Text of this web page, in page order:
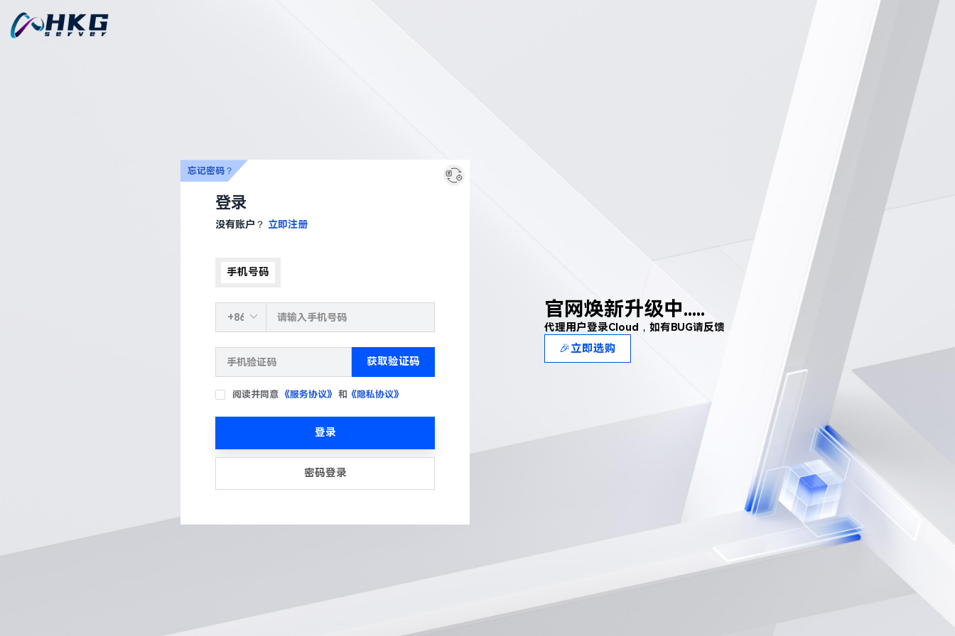
登录
没有账户？ 立即注册
手机号码
获取验证码
阅读并同意 《服务协议》 和 《隐私协议》
忘记密码？
登录
密码登录
官网焕新升级中.....
代理用户登录Cloud，如有BUG请反馈
🎉立即选购